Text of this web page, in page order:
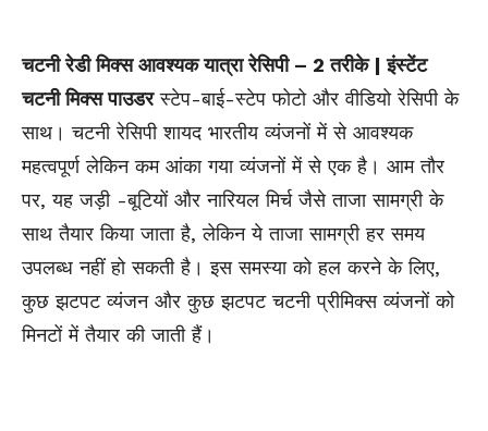
चटनी रेडी मिक्स आवश्यक यात्रा रेसिपी – 2 तरीके | इंस्टेंट
चटनी मिक्स पाउडरस्टेप-बाई-स्टेप फोटो और वीडियो रेसिपी के
साथ। चटनी रेसिपी शायद भारतीय व्यंजनों में से आवश्यक
महत्वपूर्ण लेकिन कम आंका गया व्यंजनों में से एक है। आम तौर
पर, यह जड़ी -बूटियों और नारियल मिर्च जैसे ताजा सामग्री के
साथ तैयार किया जाता है, लेकिन ये ताजा सामग्री हर समय
उपलब्ध नहीं हो सकती है। इस समस्या को हल करने के लिए,
कुछ झटपट व्यंजन और कुछ झटपट चटनी प्रीमिक्स व्यंजनों को
मिनटों में तैयार की जाती हैं।